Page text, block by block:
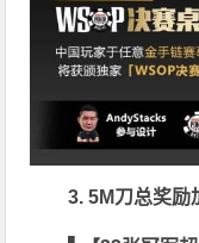
3. 5M刀总奖励